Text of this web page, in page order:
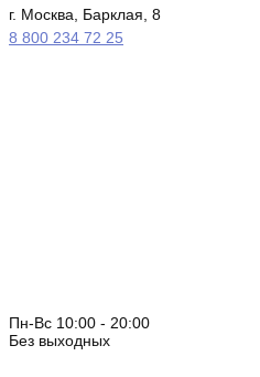
г. Москва, Барклая, 8
8 800 234 72 25
Пн-Вс 10:00 - 20:00
Без выходных